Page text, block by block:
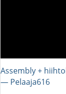
Assembly +
― Pelaaja616